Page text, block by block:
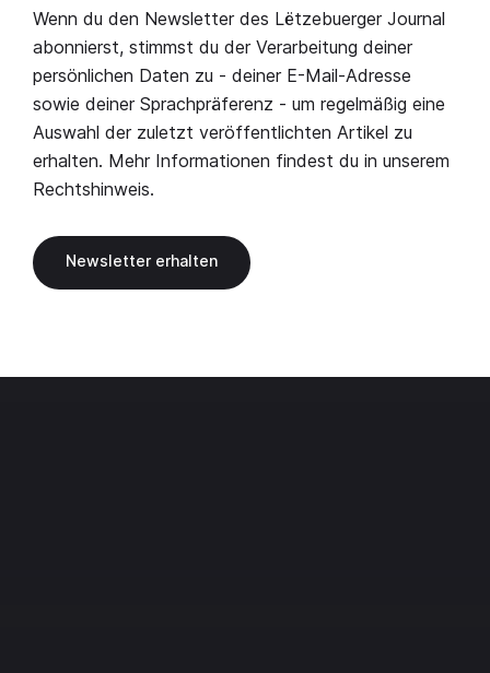
Wenn du den Newsletter des Lëtzebuerger Journal
abonnierst, stimmst du der Verarbeitung deiner
persönlichen Daten zu - deiner E-Mail-Adresse
sowie deiner Sprachpräferenz - um regelmäßig eine
Auswahl der zuletzt veröffentlichten Artikel zu
erhalten. Mehr Informationen findest du in unserem
Rechtshinweis.